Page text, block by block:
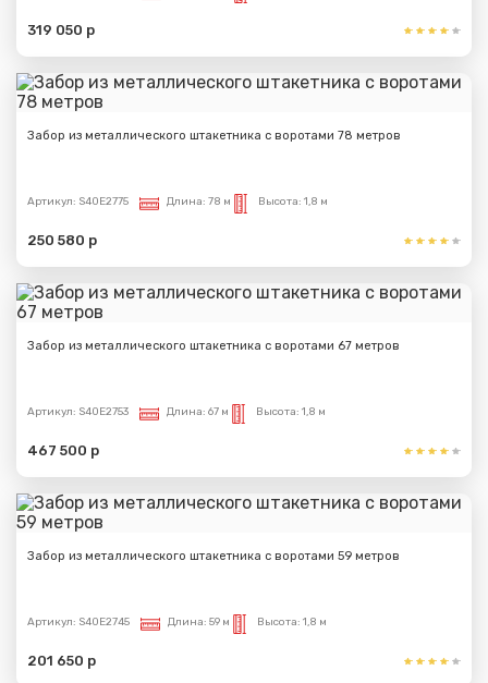
319 050 р
Забор из металлического штакетника с воротами 78 метров
Артикул: S40E2775 Длина: 78 м Высота: 1,8 м
250 580 р
Забор из металлического штакетника с воротами 67 метров
Артикул: S40E2753 Длина: 67 м Высота: 1,8 м
467 500 р
Забор из металлического штакетника с воротами 59 метров
Артикул: S40E2745 Длина: 59 м Высота: 1,8 м
201 650 р